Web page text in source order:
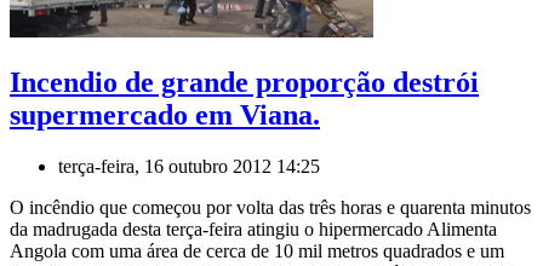
Incendio de grande proporção destrói
supermercado em Viana.
terça-feira, 16 outubro 2012 14:25
O incêndio que começou por volta das três horas e quarenta minutos
da madrugada desta terça-feira atingiu o hipermercado Alimenta
Angola com uma área de cerca de 10 mil metros quadrados e um